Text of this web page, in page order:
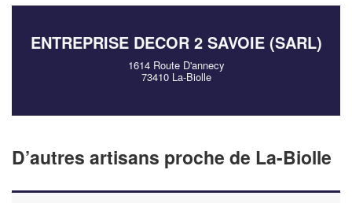
ENTREPRISE DECOR 2 SAVOIE (SARL)
1614 Route D'annecy
73410 La-Biolle
D’autres artisans proche de La-Biolle